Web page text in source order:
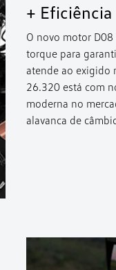
+ Eficiência
O novo motor
torque para
atende ao exigido
26.320 está com
moderna no
alavanca de